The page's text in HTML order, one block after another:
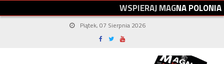
WSPIERAJMAGNAPOLONIA
Piątek, 07 Sierpnia 2026